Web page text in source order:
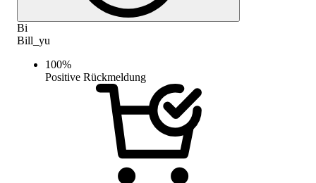
Bi
Bill_yu
100%
Positive Rückmeldung